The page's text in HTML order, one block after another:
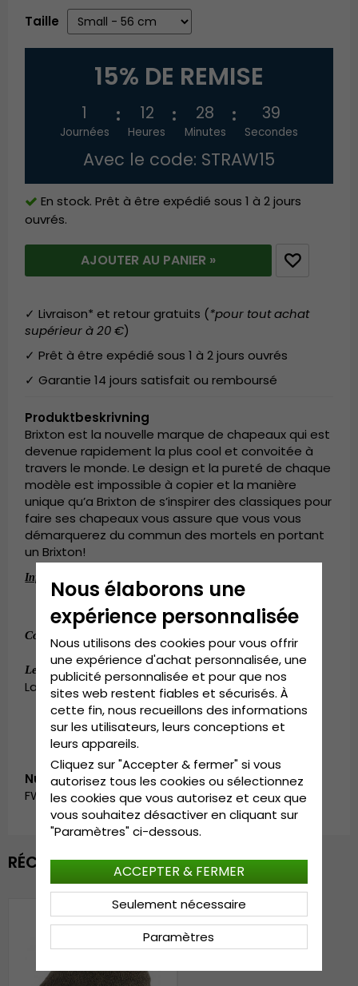
Taille
15% DE REMISE
1
Journées
12
Heures
28
Minutes
39
Secondes
Avec le code: STRAW15
En stock. Prêt à être expédié sous 1 à 2 jours
ouvrés.
AJOUTER AU PANIER »
✓ Livraison* et retour gratuits (*pour tout achat
supérieur à 20 €)
✓ Prêt à être expédié sous 1 à 2 jours ouvrés
✓ Garantie 14 jours satisfait ou remboursé
Produktbeskrivning
Brixton est la nouvelle marque de chapeaux qui est
devenue rapidement la plus cool et convoitée à
travers le monde. Le design et la pureté de chaque
modèle est impossible à copier et la manière
unique qu’a Brixton de s’inspirer des classiques pour
faire ses chapeaux vous assure que vous vous
démarquerez du commun des mortels en portant
un Brixton!
Informations détaillées
Composition: laine.
Composition 95 polyester et
Le guide des tailles :Small - 56 cm. Medium - 58 cm.
Large - 60 cm. X-Large - 62 cm.
Numéro d’article:
FW_310-00006-0402/00006/10770.brkhk-1
RÉCEMMENT VU
Nous élaborons une
expérience personnalisée
Nous utilisons des cookies pour vous offrir
une expérience d'achat personnalisée, une
publicité personnalisée et pour que nos
sites web restent fiables et sécurisés. À
cette fin, nous recueillons des informations
sur les utilisateurs, leurs conceptions et
leurs appareils.
Cliquez sur "Accepter & fermer" si vous
autorisez tous les cookies ou sélectionnez
les cookies que vous autorisez et ceux que
vous souhaitez désactiver en cliquant sur
"Paramètres" ci-dessous.
Paramètres
Seulement nécessaire
ACCEPTER & FERMER